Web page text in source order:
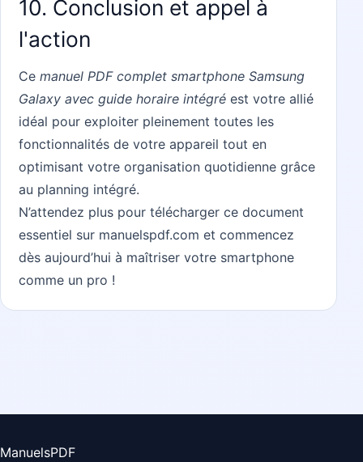
10. Conclusion et appel à
l'action
Cemanuel PDF complet smartphone Samsung
Galaxy avec guide horaire intégré est votre allié
idéal pour exploiter pleinement toutes les
fonctionnalités de votre appareil tout en
optimisant votre organisation quotidienne grâce
au planning intégré.
N’attendez plus pour télécharger ce document
essentiel sur manuelspdf.com et commencez
dès aujourd’hui à maîtriser votre smartphone
comme un pro !
ManuelsPDF